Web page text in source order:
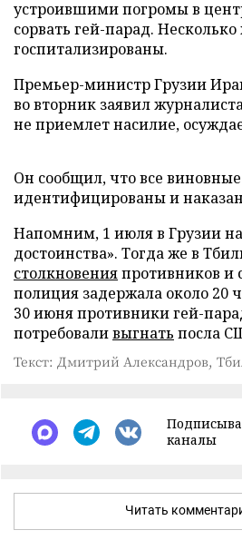
устроившими погромы в
сорвать гей-парад.
госпитализированы.
Премьер-министр Грузии
во вторник заявил
не приемлет насилие,
Он сообщил, что все
идентифицированы и
Напомним, 1 июля в Грузии
достоинства». Тогда же в
столкновенияпротивников и
полиция задержала около 20
30 июня противники гей-
потребоваливыгнать посла
Текст: Дмитрий Александров,
каналы
Читать